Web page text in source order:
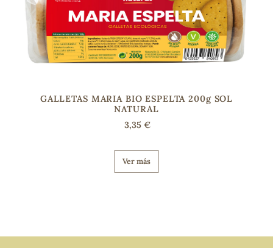
GALLETAS MARIA BIO ESPELTA 200g SOL
NATURAL
3,35 €
Ver más